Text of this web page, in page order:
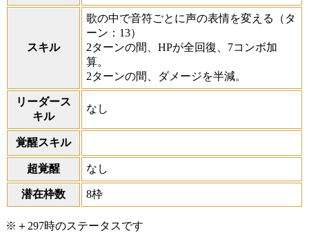
スキル
歌の中で音符ごとに声の表情を変える
（タ
ーン：13）
2ターンの間、HPが全回復、7コンボ加
算。
2ターンの間、ダメージを半減。
リーダース
キル
なし
覚醒スキル
超覚醒 なし
潜在枠数 8枠
※＋297時のステータスです